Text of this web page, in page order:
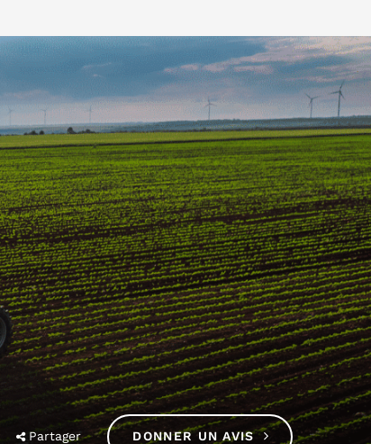
Partager DONNER UN AVIS